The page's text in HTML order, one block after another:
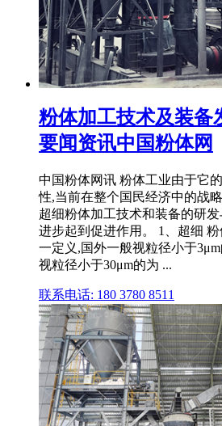
粉体加工技术及装备
要闻资讯中国粉体网
中国粉体网讯 粉体工业由于它
性,当前在整个国民经济中的战
超细粉体加工技术和装备的研
进步起到促进作用。 1、超细
一定义,国外一般视粒径小于
视粒径小于30μm的为 ...
联系电话: 180 3780 8511